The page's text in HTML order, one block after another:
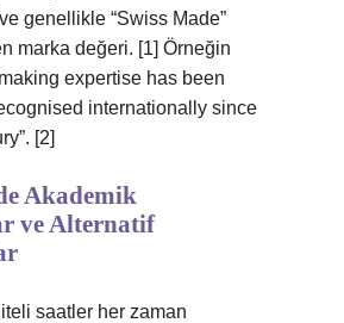
genellikle “Swiss Made”
marka değeri. [1] Örneğin
expertise has been
internationally since
[2]
Akademik
ve Alternatif
saatler her zaman